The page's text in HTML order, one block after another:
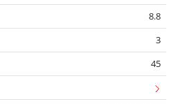
8.8
3
45